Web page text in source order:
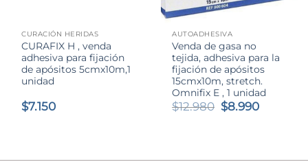
CURACIÓN HERIDAS
CURAFIX H , venda
adhesiva para fijación
de apósitos 5cmx10m,1
unidad
$7.150
AUTOADHESIVA
Venda de gasa no
tejida, adhesiva para la
fijación de apósitos
15cmx10m, stretch.
Omnifix E , 1 unidad
$12.980 El
$8.990El